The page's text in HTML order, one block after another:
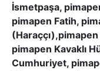
İsmetpaşa,
pimapen Fatih,
pimapen Kavaklı
Cumhuriyet,